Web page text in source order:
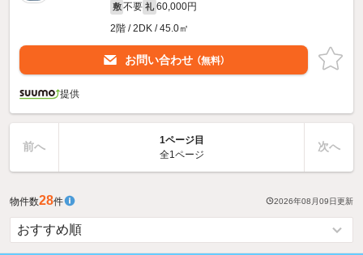
敷 不要 礼 60,000円
2階 / 2DK / 45.0㎡
お問い合わせ （無料）
提供
前へ
1ページ目
全1ページ
次へ
物件数28件 2026年08月09日更新